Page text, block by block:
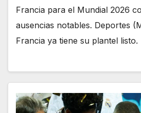
Francia para el Mundial 2026
ausencias notables. Deportes
Francia ya tiene su plantel